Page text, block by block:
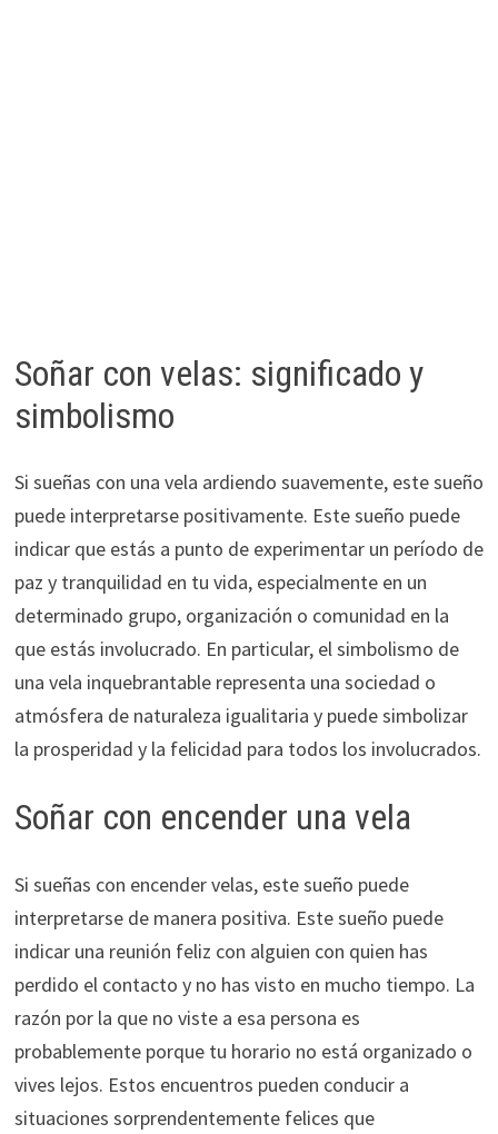
Soñar con velas: significado y
simbolismo
Si sueñas con una vela ardiendo suavemente, este sueño
puede interpretarse positivamente. Este sueño puede
indicar que estás a punto de experimentar un período de
paz y tranquilidad en tu vida, especialmente en un
determinado grupo, organización o comunidad en la
que estás involucrado. En particular, el simbolismo de
una vela inquebrantable representa una sociedad o
atmósfera de naturaleza igualitaria y puede simbolizar
la prosperidad y la felicidad para todos los involucrados.
Soñar con encender una vela
Si sueñas con encender velas, este sueño puede
interpretarse de manera positiva. Este sueño puede
indicar una reunión feliz con alguien con quien has
perdido el contacto y no has visto en mucho tiempo. La
razón por la que no viste a esa persona es
probablemente porque tu horario no está organizado o
vives lejos. Estos encuentros pueden conducir a
situaciones sorprendentemente felices que